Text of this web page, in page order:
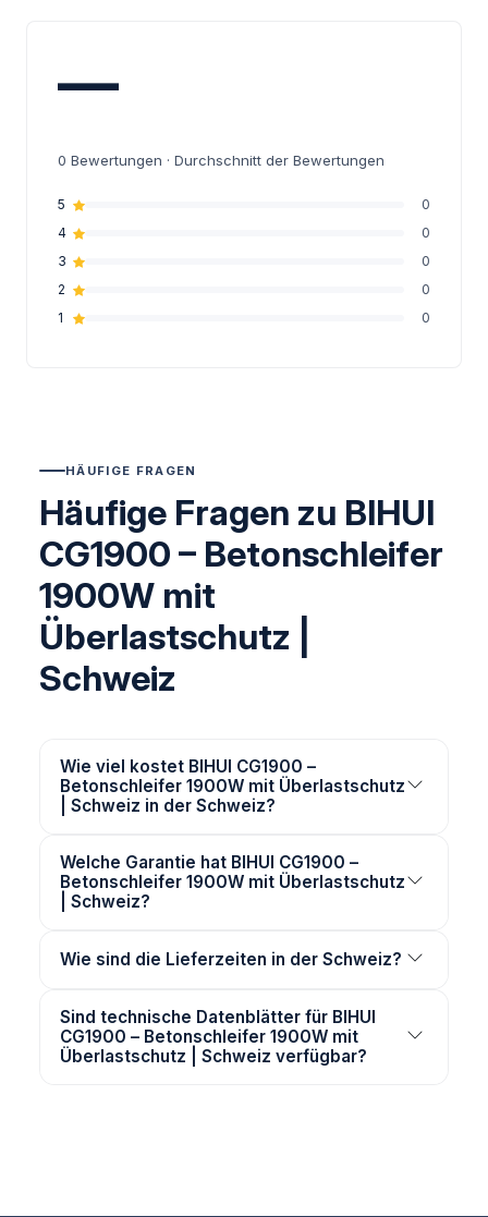
—
0 Bewertungen · Durchschnitt der Bewertungen
5
0
4
0
3
0
2
0
1
0
HÄUFIGE FRAGEN
Häufige Fragen zu BIHUI
CG1900 – Betonschleifer
1900W mit
Überlastschutz |
Schweiz
Wie viel kostet BIHUI CG1900 –
Betonschleifer 1900W mit Überlastschutz
| Schweiz in der Schweiz?
Welche Garantie hat BIHUI CG1900 –
Betonschleifer 1900W mit Überlastschutz
| Schweiz?
Wie sind die Lieferzeiten in der Schweiz?
Sind technische Datenblätter für BIHUI
CG1900 – Betonschleifer 1900W mit
Überlastschutz | Schweiz verfügbar?